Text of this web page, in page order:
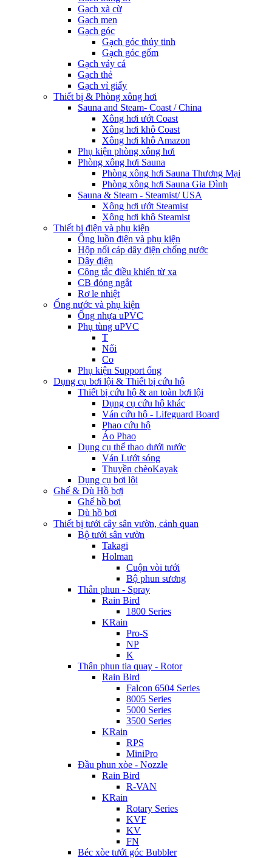
Gạch xà cừ
Gạch men
Gạch góc
Gạch góc thủy tinh
Gạch góc gốm
Gạch vảy cá
Gạch thẻ
Gạch vỉ giấy
Thiết bị & Phòng xông hơi
Sauna and Steam- Coast / China
Xông hơi ướt Coast
Xông hơi khô Coast
Xông hơi khô Amazon
Phụ kiện phòng xông hơi
Phòng xông hơi Sauna
Phòng xông hơi Sauna Thương Mại
Phòng xông hơi Sauna Gia Đình
Sauna & Steam - Steamist/ USA
Xông hơi ướt Steamist
Xông hơi khô Steamist
Thiết bị điện và phụ kiện
Ống luồn điện và phụ kiện
Hộp nối cáp dây điện chống nước
Dây điện
Công tắc điều khiển từ xa
CB đóng ngắt
Rơ le nhiệt
Ống nước và phụ kiện
Ống nhựa uPVC
Phụ tùng uPVC
T
Nối
Co
Phụ kiện Support ống
Dụng cụ bơi lội & Thiết bị cứu hộ
Thiết bị cứu hộ & an toàn bơi lội
Dụng cụ cứu hộ khác
Ván cứu hộ - Lifeguard Board
Phao cứu hộ
Áo Phao
Dụng cụ thể thao dưới nước
Ván Lướt sóng
Thuyền chèoKayak
Dụng cụ bơi lội
Ghế & Dù Hồ bơi
Ghế hồ bơi
Dù hồ bơi
Thiết bị tưới cây sân vườn, cảnh quan
Bộ tưới sân vườn
Takagi
Holman
Cuộn vòi tưới
Bộ phun sương
Thân phun - Spray
Rain Bird
1800 Series
KRain
Pro-S
NP
K
Thân phun tia quay - Rotor
Rain Bird
Falcon 6504 Series
8005 Series
5000 Series
3500 Series
KRain
RPS
MiniPro
Đầu phun xòe - Nozzle
Rain Bird
R-VAN
KRain
Rotary Series
KVF
KV
FN
Béc xòe tưới góc Bubbler